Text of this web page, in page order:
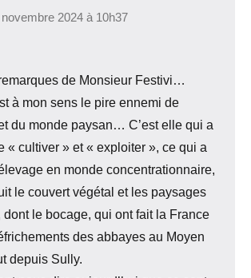
novembre 2024 à 10h37
de Monsieur Festivi…
à mon sens le pire ennemi de
du monde paysan… C’est elle qui a
« cultiver » et « exploiter », ce qui a
en monde concentrationnaire,
le couvert végétal et les paysages
le bocage, qui ont fait la France
des abbayes au Moyen
depuis Sully.